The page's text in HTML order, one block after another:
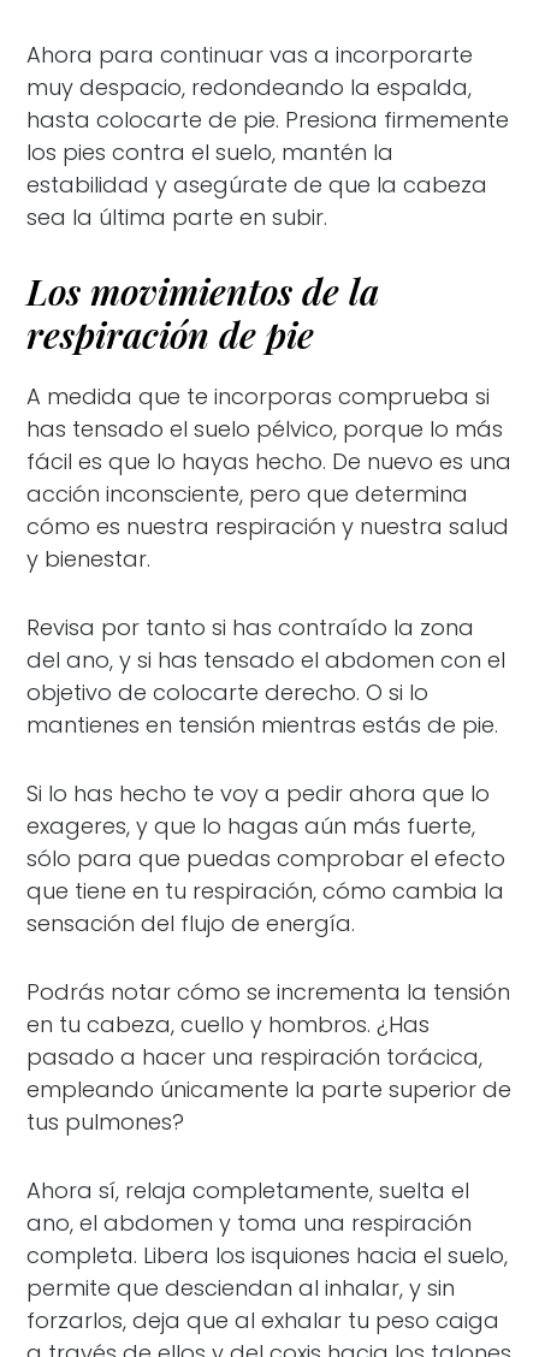
Ahora para continuar vas a incorporarte
muy despacio, redondeando la espalda,
hasta colocarte de pie. Presiona firmemente
los pies contra el suelo, mantén la
estabilidad y asegúrate de que la cabeza
sea la última parte en subir.
Los movimientos de la
respiración de pie
A medida que te incorporas comprueba si
has tensado el suelo pélvico, porque lo más
fácil es que lo hayas hecho. De nuevo es una
acción inconsciente, pero que determina
cómo es nuestra respiración y nuestra salud
y bienestar.
Revisa por tanto si has contraído la zona
del ano, y si has tensado el abdomen con el
objetivo de colocarte derecho. O si lo
mantienes en tensión mientras estás de pie.
Si lo has hecho te voy a pedir ahora que lo
exageres, y que lo hagas aún más fuerte,
sólo para que puedas comprobar el efecto
que tiene en tu respiración, cómo cambia la
sensación del flujo de energía.
Podrás notar cómo se incrementa la tensión
en tu cabeza, cuello y hombros. ¿Has
pasado a hacer una respiración torácica,
empleando únicamente la parte superior de
tus pulmones?
Ahora sí, relaja completamente, suelta el
ano, el abdomen y toma una respiración
completa. Libera los isquiones hacia el suelo,
permite que desciendan al inhalar, y sin
forzarlos, deja que al exhalar tu peso caiga